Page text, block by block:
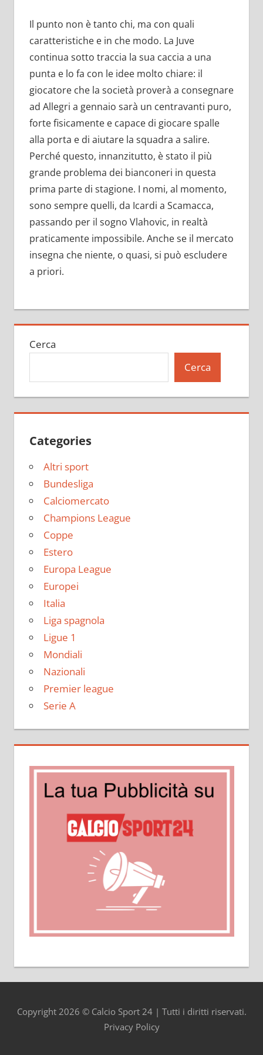
Il punto non è tanto chi, ma con quali
caratteristiche e in che modo. La Juve
continua sotto traccia la sua caccia a una
punta e lo fa con le idee molto chiare: il
giocatore che la società proverà a consegnare
ad Allegri a gennaio sarà un centravanti puro,
forte fisicamente e capace di giocare spalle
alla porta e di aiutare la squadra a salire.
Perché questo, innanzitutto, è stato il più
grande problema dei bianconeri in questa
prima parte di stagione. I nomi, al momento,
sono sempre quelli, da Icardi a Scamacca,
passando per il sogno Vlahovic, in realtà
praticamente impossibile. Anche se il mercato
insegna che niente, o quasi, si può escludere
a priori.
Cerca
Cerca
Categories
Altri sport
Bundesliga
Calciomercato
Champions League
Coppe
Estero
Europa League
Europei
Italia
Liga spagnola
Ligue 1
Mondiali
Nazionali
Premier league
Serie A
Copyright 2026 © Calcio Sport 24 | Tutti i diritti riservati.
Privacy Policy